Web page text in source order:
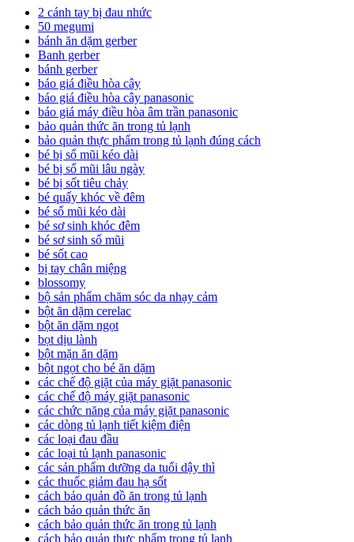
2 cánh tay bị đau nhức
50 megumi
bánh ăn dặm gerber
Banh gerber
bánh gerber
báo giá điều hòa cây
báo giá điều hòa cây panasonic
báo giá máy điều hòa âm trần panasonic
bảo quản thức ăn trong tủ lạnh
bảo quản thực phẩm trong tủ lạnh đúng cách
bé bị sổ mũi kéo dài
bé bị sổ mũi lâu ngày
bé bị sốt tiêu chảy
bé quấy khóc về đêm
bé sổ mũi kéo dài
bé sơ sinh khóc đêm
bé sơ sinh sổ mũi
bé sốt cao
bị tay chân miệng
blossomy
bộ sản phẩm chăm sóc da nhạy cảm
bột ăn dặm cerelac
bột ăn dặm ngọt
bọt dịu lành
bột mặn ăn dặm
bột ngọt cho bé ăn dặm
các chế độ giặt của máy giặt panasonic
các chế độ máy giặt panasonic
các chức năng của máy giặt panasonic
các dòng tủ lạnh tiết kiệm điện
các loại đau đầu
các loại tủ lạnh panasonic
các sản phẩm dưỡng da tuổi dậy thì
các thuốc giảm đau hạ sốt
cách bảo quản đồ ăn trong tủ lạnh
cách bảo quản thức ăn
cách bảo quản thức ăn trong tủ lạnh
cách bảo quản thực phẩm trong tủ lạnh